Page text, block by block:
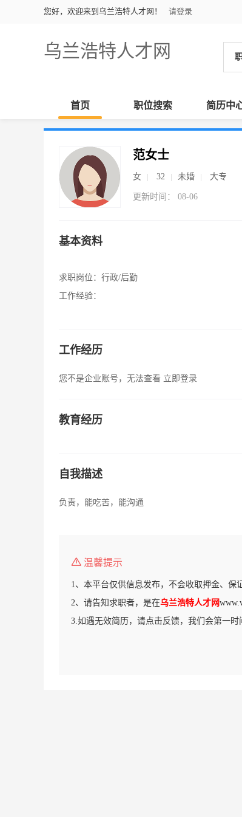
您好，欢迎来到乌兰浩特人才网！ 请登录
乌兰浩特人才网
首页 职位搜索 简历中
范女士
女 32 未婚 大专
更新时间： 08-06
基本资料
求职岗位： 行政/后勤
工作经验：
工作经历
您不是企业账号，无法查看 立即登录
教育经历
自我描述
负责，能吃苦，能沟通
温馨提示
1、本平台仅供信息发布，不会收取押金、保
2、请告知求职者，是在乌兰浩特人才网
3.如遇无效简历，请点击反馈，我们会第一时